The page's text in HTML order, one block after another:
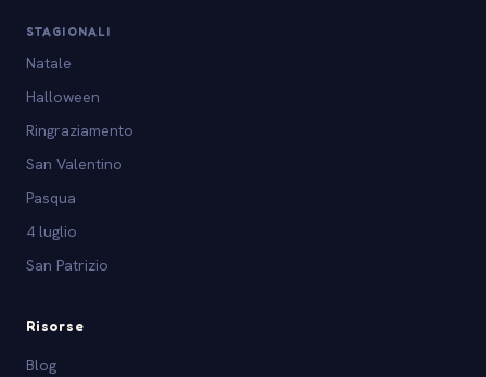
STAGIONALI
Natale
Halloween
Ringraziamento
San Valentino
Pasqua
4 luglio
San Patrizio
Risorse
Blog